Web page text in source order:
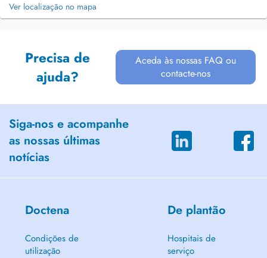
Ver localização no mapa
Precisa de
ajuda?
Aceda às nossas FAQ ou
contacte-nos
Siga-nos e acompanhe
as nossas últimas
notícias
Doctena
Condições de
utilização
De plantão
Hospitais de
serviço